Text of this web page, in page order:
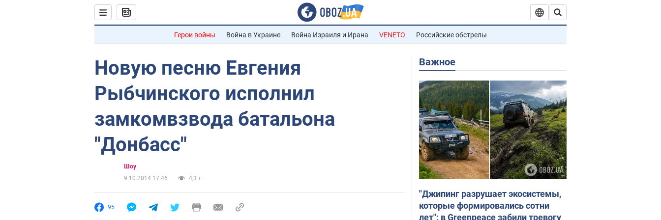
Герои войны Война в Украине Война Израиля и Ирана VENETO Российские обстрелы
Новую песню Евгения
Рыбчинского исполнил
замкомвзвода батальона
"Донбасс"
Шоу
9.10.2014 17:46
4,3 т.
95
Важное
"Джипинг разрушает экосистемы,
которые формировались сотни
лет": в Greenpeace забили тревогу